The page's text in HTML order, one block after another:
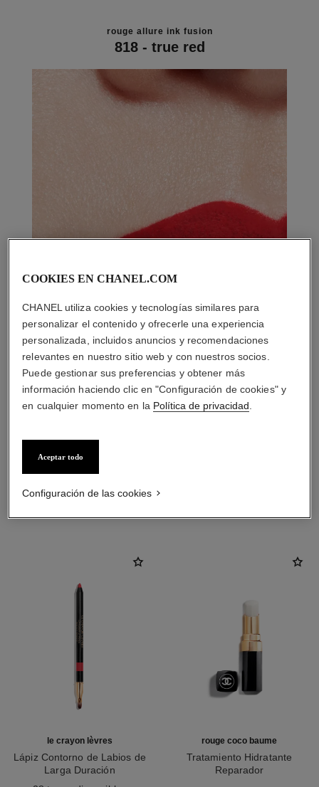
rouge allure ink fusion
818 - true red
le crayon lèvres
Lápiz Contorno de Labios de
Larga Duración
rouge coco baume
Tratamiento Hidratante
Reparador
COOKIES EN CHANEL.COM
CHANEL utiliza cookies y tecnologías similares para
personalizar el contenido y ofrecerle una experiencia
personalizada, incluidos anuncios y recomendaciones
relevantes en nuestro sitio web y con nuestros socios.
Puede gestionar sus preferencias y obtener más
información haciendo clic en "Configuración de cookies" y
en cualquier momento en la Política de privacidad
Aceptar todo
Configuración de las cookies